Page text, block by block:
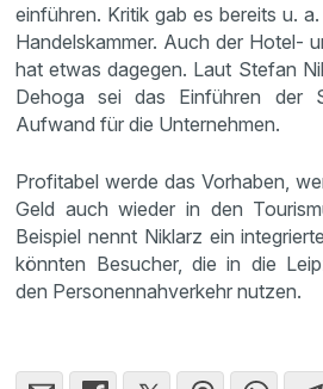
einführen. Kritik gab es bereits u.
Handelskammer. Auch der Hotel-
hat etwas dagegen. Laut Stefan
Dehoga sei das Einführen der
Aufwand für die Unternehmen.
Profitabel werde das Vorhaben,
Geld auch wieder in den
Beispiel nennt Niklarz ein
könnten Besucher, die in die
den Personennahverkehr nutzen.